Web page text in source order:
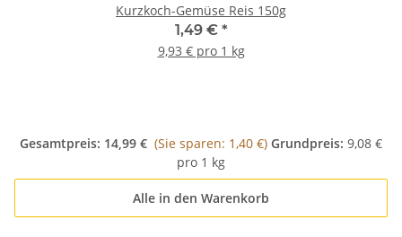
Kurzkoch-Gemüse Reis 150g
1,49 € *
9,93 € pro 1 kg
Gesamtpreis: 14,99 € (Sie sparen: 1,40 €) Grundpreis: 9,08 €
pro 1 kg
Alle in den Warenkorb